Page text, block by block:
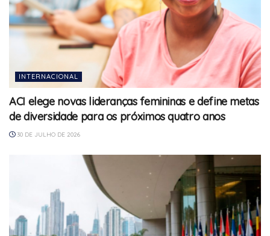
INTERNACIONAL
ACI elege novas lideranças femininas e define metas
de diversidade para os próximos quatro anos
30 DE JULHO DE 2026